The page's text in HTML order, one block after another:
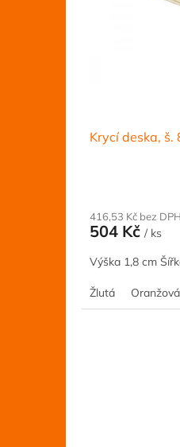
Krycí deska, š.
416,53 Kč bez DPH
504 Kč / ks
Výška 1,8 cm
Žlutá Oranžová